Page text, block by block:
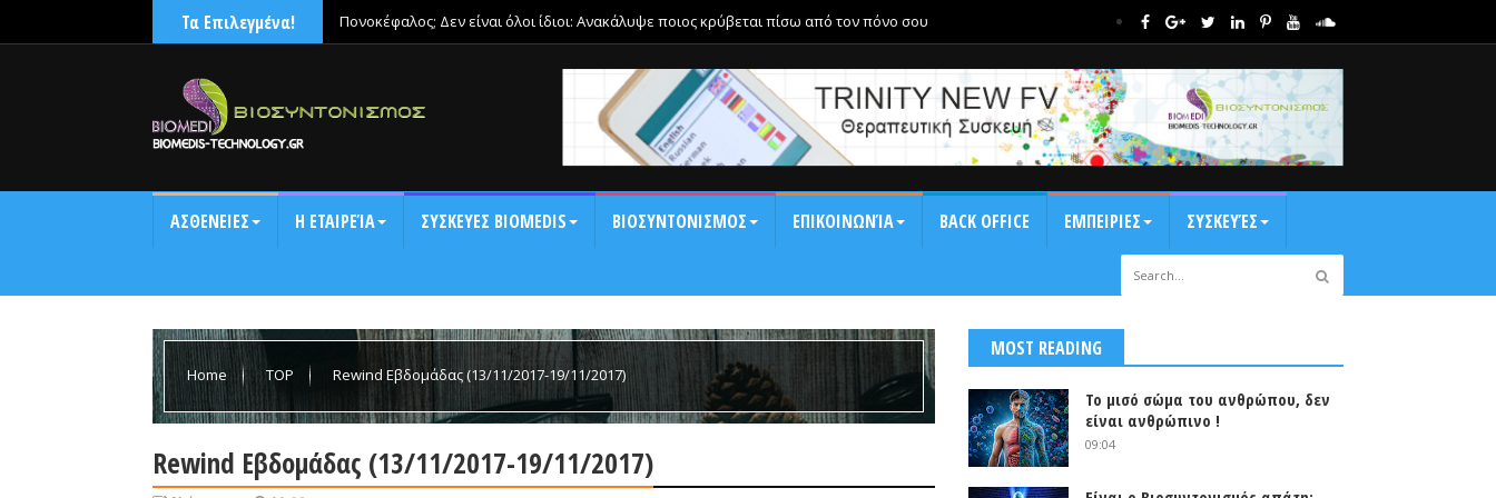
Τα Επιλεγμένα! Πονοκέφαλος; Δεν είναι όλοι ίδιοι: Ανακάλυψε ποιος κρύβεται πίσω από τον πόνο σου
ΑΣΘΕΝΕΙΕΣ Η ΕΤΑΙΡΕΊΑ ΣΥΣΚΕΥΕΣ BIOMEDIS ΒΙΟΣΥΝΤΟΝΙΣΜΟΣ ΕΠΙΚΟΙΝΩΝΊΑ BACK OFFICE ΕΜΠΕΙΡΙΕΣ ΣΥΣΚΕΥΈΣ
Home TOP Rewind Εβδομάδας (13/11/2017-19/11/2017)
Rewind Εβδομάδας (13/11/2017-19/11/2017)
MOST READING
Το μισό σώμα του ανθρώπου, δεν
είναι ανθρώπινο !
09:04